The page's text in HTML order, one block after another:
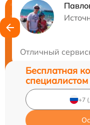
Отличный
Нужна
Бесплатная
специалистом